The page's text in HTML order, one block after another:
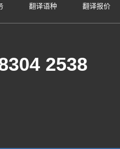
翻译语种 翻译报价
2538